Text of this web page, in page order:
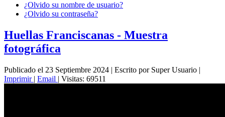
¿Olvido su nombre de usuario?
¿Olvido su contraseña?
Huellas Franciscanas - Muestra
fotográfica
Publicado el 23 Septiembre 2024 | Escrito por Super Usuario |
Imprimir | Email | Visitas: 69511